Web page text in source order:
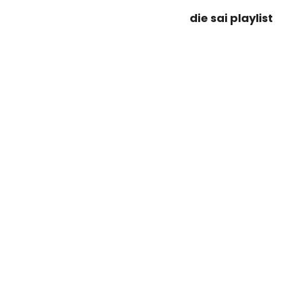
die sai playlist